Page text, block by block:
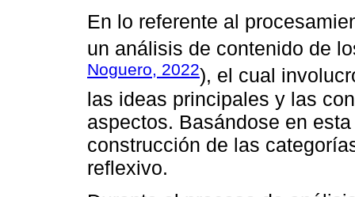
En lo referente al
un análisis de contenido de
Noguero, 2022), el cual
las ideas principales y las
aspectos. Basándose en
construcción de las
reflexivo.